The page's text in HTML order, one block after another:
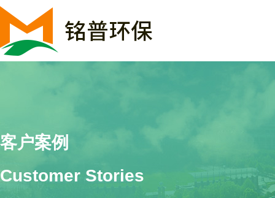
客户案例
Customer Stories